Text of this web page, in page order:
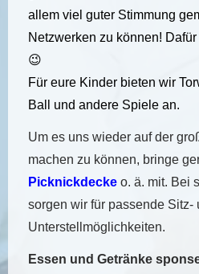
allem viel guter Stimmung
Netzwerken zu können!
😉
Für eure Kinder bieten wir
Ball und andere Spiele an.
Um es uns wieder auf der
machen zu können, bringe
Picknickdecke o. ä. mit. Bei
sorgen wir für passende Sitz-
Unterstellmöglichkeiten.
Essen und Getränke